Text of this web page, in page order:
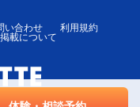
い合わせ
利用規約
載について